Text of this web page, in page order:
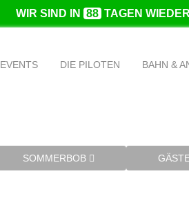
WIR SIND IN 88 TAGEN
EVENTS DIE PILOTEN BAHN &
SOMMERBOB